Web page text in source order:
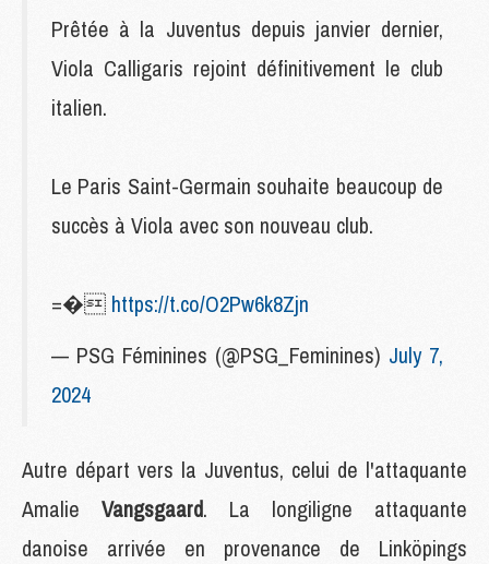
Prêtée à la Juventus depuis janvier dernier,
Viola Calligaris rejoint définitivement le club
italien.
Le Paris Saint-Germain souhaite beaucoup de
succès à Viola avec son nouveau club.
=� https://t.co/O2Pw6k8Zjn
— PSG Féminines (@PSG_Feminines) July 7,
2024
Autre départ vers la Juventus, celui de l'attaquante
Amalie Vangsgaard. La longiligne attaquante
danoise arrivée en provenance de Linköpings